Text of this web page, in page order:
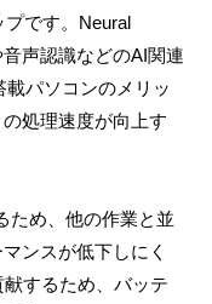
です。Neural
声認識などのAI関連
パソコンのメリッ
処理速度が向上す
ため、他の作業と並
ンスが低下しにく
するため、バッテ